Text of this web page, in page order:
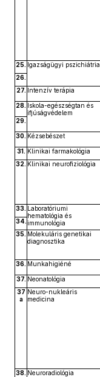
25. Igazságügyi pszichiátria
26.
27. Intenzív terápia
28. Iskola-egészségtan és
ifjúságvédelem
29.
30. Kézsebészet
31. Klinikai farmakológia
32. Klinikai neurofiziológia
33. Laboratóriumi
hematológia és
immunológia
34.
35. Molekuláris genetikai
diagnosztika
36. Munkahigiéné
37. Neonatológia
37
a
Neuro-nukleáris
medicina
38. Neuroradiológia